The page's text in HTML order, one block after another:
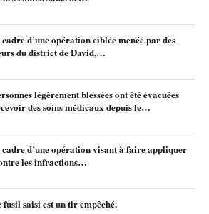
d’une opération ciblée menée par des
du district de David,…
légèrement blessées ont été évacuées
des soins médicaux depuis le…
cadre d’une opération visant à faire appliquer
les infractions…
fusil saisi est un tir empêché.